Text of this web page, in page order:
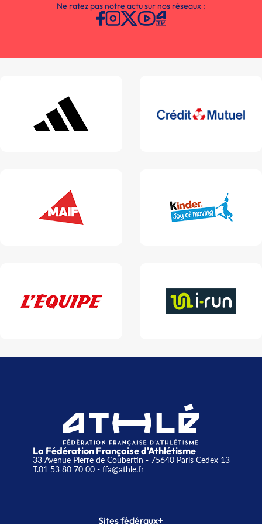
Ne ratez pas notre actu sur nos réseaux :
La Fédération Française d'Athlétisme
33 Avenue Pierre de Coubertin - 75640 Paris Cedex 13
T.01 53 80 70 00- ffa@athle.fr
Sites fédéraux+